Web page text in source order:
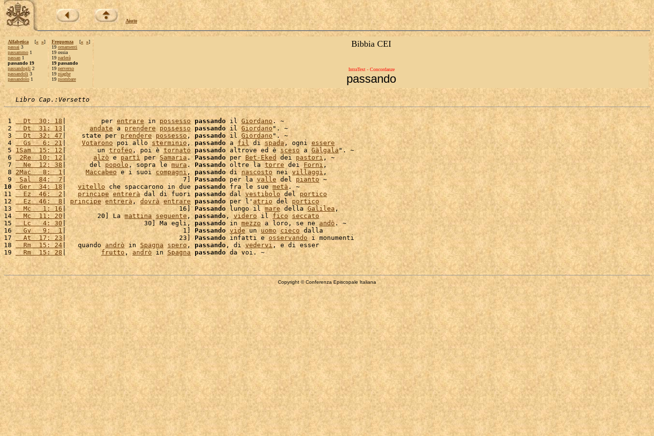
Aiuto
Alfabetica [« »]
passai 3
passammo 1
passan 1
passando 19
passandogli 2
passandoli 3
passandolo 1
Frequenza [« »]
19 ornamenti
19 ossia
19 parlerà
19 passando
19 perverso
19 piaghe
19 piombare
Bibbia CEI
IntraText - Concordanze
passando
Libro Cap.:Versetto
1
  Dt  30: 18
|         per entrare in possesso passando il Giordano. ~
2
  Dt  31: 13
| andate a prendere possesso passando il Giordano ". ~
3
  Dt  32: 47
|    state per prendere possesso , passando il Giordano ". ~
4
  Gs   6: 21
| Votarono poi allo sterminio, passando a fil di spada, ogni essere
5 1Sam  15: 12 |        un trofeo, poi è tornato passando altrove ed è sceso a Gàlgala ". ~
6 2Re  10: 12 | alzò e partì per Samaria . Passando per Bet-Eked dei pastori , ~
7
  Ne  12: 38
|      del popolo, sopra le mura . Passando oltre la torre dei Forni ,
8 2Mac   8:  1 | Maccabeo e i suoi compagni, passando di nascosto nei villaggi ,
9 Sal  84:  7|                              7] Passando per la valle del pianto
10
Ger  34: 18 | vitello che spaccarono in due passando fra le sue metà . ~
11
  Ez  46:  2
| principe entrerà dal di fuori passando dal vestibolo del portico
12
  Ez  46:  8
| principe entrerà, dovrà entrare passando per l' atrio del portico
13
  Mc   1: 16
|                             16] Passando lungo il mare della Galilea ,
14
  Mc  11: 20
|        20] La mattina seguente , passando , videro il fico
seccato
15
  Lc   4: 30
|                    30] Ma egli, passando in mezzo a loro, se ne andò . ~
16
  Gv   9:  1
|                              1] Passando vide un uomo cieco dalla
17
  At  17: 23
|                             23] Passando infatti e osservando i monumenti
18
  Rm  15: 24
|   quando andrò in Spagna spero , passando , di vedervi, e di esser
19
  Rm  15: 28
| frutto , andrò in Spagna passando
Copyright © Conferenza Episcopale Italiana